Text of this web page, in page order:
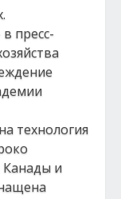
пресс-
технология
Канады и